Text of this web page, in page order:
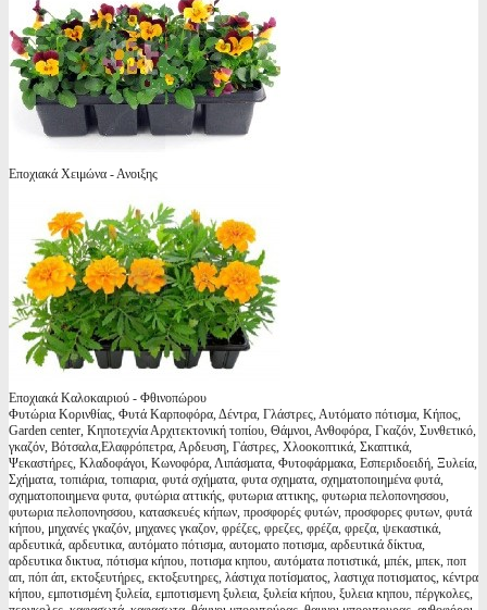
Εποχιακά Χειμώνα - Ανοιξης
Εποχιακά Καλοκαιριού - Φθινοπώρου
Φυτώρια Κορινθίας, Φυτά Καρποφόρα, Δέντρα, Γλάστρες, Αυτόματο πότισμα, Κήπος,
Garden center, Κηποτεχνία Αρχιτεκτονική τοπίου, Θάμνοι, Ανθοφόρα, Γκαζόν, Συνθετικό,
γκαζόν, Βότσαλα,Ελαφρόπετρα, Αρδευση, Γάστρες, Χλοοκοπτικά, Σκαπτικά,
Ψεκαστήρες, Κλαδοφάγοι, Κωνοφόρα, Λιπάσματα, Φυτοφάρμακα, Εσπεριδοειδή, Ξυλεία,
Σχήματα, τοπιάρια, τοπιαρια, φυτά σχήματα, φυτα σχηματα, σχηματοποιημένα φυτά,
σχηματοποιημενα φυτα, φυτώρια αττικής, φυτωρια αττικης, φυτωρια πελοπονησσου,
φυτωρια πελοπονησσου, κατασκευές κήπων, προσφορές φυτών, προσφορες φυτων, φυτά
κήπου, μηχανές γκαζόν, μηχανες γκαζον, φρέζες, φρεζες, φρέζα, φρεζα, ψεκαστικά,
αρδευτικά, αρδευτικα, αυτόματο πότισμα, αυτοματο ποτισμα, αρδευτικά δίκτυα,
αρδευτικα δικτυα, πότισμα κήπου, ποτισμα κηπου, αυτόματα ποτιστικά, μπέκ, μπεκ, ποπ
απ, πόπ άπ, εκτοξευτήρες, εκτοξευτηρες, λάστιχα ποτίσματος, λαστιχα ποτισματος, κέντρα
κήπου, εμποτισμένη ξυλεία, εμποτισμενη ξυλεια, ξυλεία κήπου, ξυλεια κηπου, πέργκολες,